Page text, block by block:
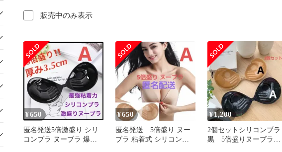
販売中のみ表示
¥650
匿名発送5倍激盛り シリ
コンブラ ヌーブラ 爆盛
¥650
匿名発送 5倍盛り ヌー
ブラ 粘着式 シリコンブ
¥1,200
2個セットシリコンブラ
黒 5倍盛りヌーブラブ